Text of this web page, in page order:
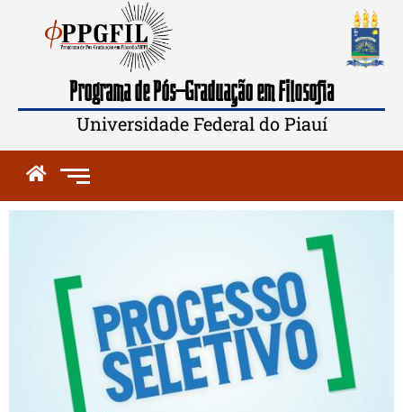
Programa de Pós-Graduação em Filosofia
Universidade Federal do Piauí